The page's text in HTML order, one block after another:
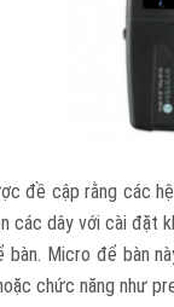
đề cập rằng các
các dây với cài đặt
Micro để bàn
chức năng như